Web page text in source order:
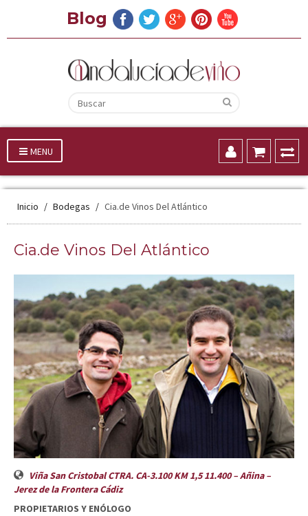
Blog
MENU
Inicio Bodegas Cia.de Vinos Del Atlántico
Cia.de Vinos Del Atlántico
Viña San Cristobal CTRA. CA-3.100 KM 1,5 11.400 – Añina –
Jerez de la Frontera Cádiz
PROPIETARIOS Y ENÓLOGO